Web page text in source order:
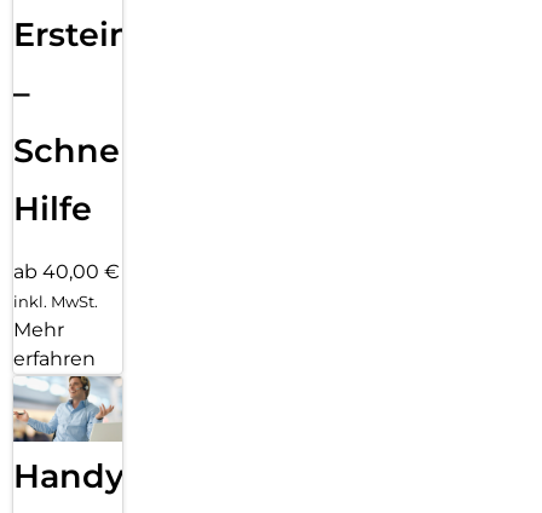
Ersteinrichtung
–
Schnelle
Hilfe
ab 40,00 €
inkl. MwSt.
Mehr
erfahren
Handy